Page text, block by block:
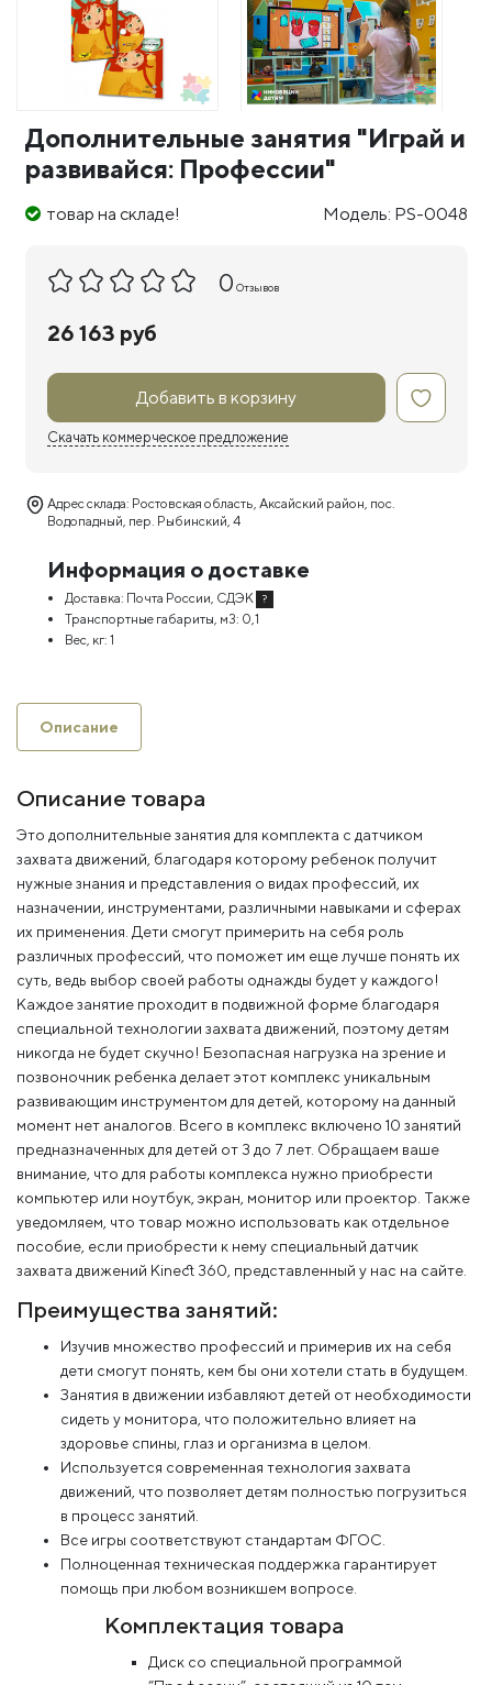
Дополнительные занятия "Играй и
развивайся: Профессии"
товар на складе! Модель: PS-0048
0 Отзывов
26 163 руб
Добавить в корзину
Скачать коммерческое предложение
Адрес склада: Ростовская область, Аксайский район, пос.
Водопадный, пер. Рыбинский, 4
Информация о доставке
Доставка: Почта России, СДЭК ?
Транспортные габариты, м3: 0,1
Вес, кг: 1
Описание
Описание товара
Это дополнительные занятия для комплекта с датчиком
захвата движений, благодаря которому ребенок получит
нужные знания и представления о видах профессий, их
назначении, инструментами, различными навыками и сферах
их применения. Дети смогут примерить на себя роль
различных профессий, что поможет им еще лучше понять их
суть, ведь выбор своей работы однажды будет у каждого!
Каждое занятие проходит в подвижной форме благодаря
специальной технологии захвата движений, поэтому детям
никогда не будет скучно! Безопасная нагрузка на зрение и
позвоночник ребенка делает этот комплекс уникальным
развивающим инструментом для детей, которому на данный
момент нет аналогов. Всего в комплекс включено 10 занятий
предназначенных для детей от 3 до 7 лет. Обращаем ваше
внимание, что для работы комплекса нужно приобрести
компьютер или ноутбук, экран, монитор или проектор. Также
уведомляем, что товар можно использовать как отдельное
пособие, если приобрести к нему специальный датчик
захвата движений Kinect 360, представленный у нас на сайте.
Преимущества занятий:
Изучив множество профессий и примерив их на себя
дети смогут понять, кем бы они хотели стать в будущем.
Занятия в движении избавляют детей от необходимости
сидеть у монитора, что положительно влияет на
здоровье спины, глаз и организма в целом.
Используется современная технология захвата
движений, что позволяет детям полностью погрузиться
в процесс занятий.
Все игры соответствуют стандартам ФГОС.
Полноценная техническая поддержка гарантирует
помощь при любом возникшем вопросе.
Комплектация товара
Диск со специальной программой